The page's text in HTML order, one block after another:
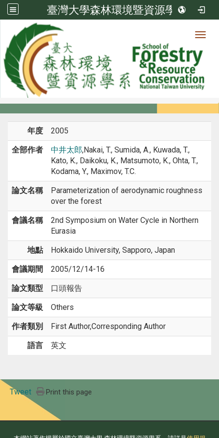
臺灣大學森林環境暨資源學系
系所成員
系所成員
年度 2005
全部作者 中井太郎,Nakai, T., Sumida, A., Kuwada, T.,
Kato, K., Daikoku, K., Matsumoto, K., Ohta, T.,
Kodama, Y., Maximov, T.C.
論文名稱
Parameterization of aerodynamic roughness
over the forest
會議名稱
2nd Symposium on Water Cycle in Northern
Eurasia
地點 Hokkaido University, Sapporo, Japan
會議期間 2005/12/14-16
論文類型 口頭報告
論文等級 Others
作者類別 First Author,Corresponding Author
語言 英文
Tweet Print this page